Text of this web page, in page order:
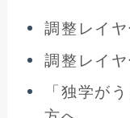
調整レイ
調整レイ
「独学が